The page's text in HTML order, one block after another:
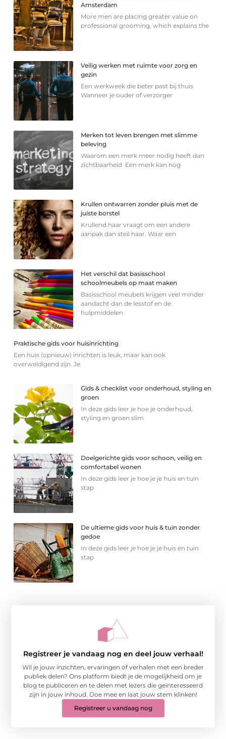
Amsterdam
More men are placing greater value on
professional grooming, which explains the
Veilig werken met ruimte voor zorg en
gezin
Een werkweek die beter past bij thuis
Wanneer je ouder of verzorger
Merken tot leven brengen met slimme
beleving
Waarom een merk meer nodig heeft dan
zichtbaarheid Een merk kan nog
Krullen ontwarren zonder pluis met de
juiste borstel
Krullend haar vraagt om een andere
aanpak dan steil haar. Waar een
Het verschil dat basisschool
schoolmeubels op maat maken
Basisschool meubels krijgen veel minder
aandacht dan de lesstof en de
hulpmiddelen
Praktische gids voor huisinrichting
Een huis (opnieuw) inrichten is leuk, maar kan ook
overweldigend zijn. Je
Gids & checklist voor onderhoud, styling en
groen
In deze gids leer je hoe je onderhoud,
styling en groen slim
Doelgerichte gids voor schoon, veilig en
comfortabel wonen
In deze gids leer je hoe je je huis en tuin
stap
De ultieme gids voor huis & tuin zonder
gedoe
In deze gids leer je hoe je je huis en tuin
stap
Registreer je vandaag nog en deel jouw verhaal!
Wil je jouw inzichten, ervaringen of verhalen met een breder
publiek delen? Ons platform biedt je de mogelijkheid om je
blog te publiceren en te delen met lezers die geïnteresseerd
zijn in jouw inhoud. Doe mee en laat jouw stem klinken!
Registreer u vandaag nog